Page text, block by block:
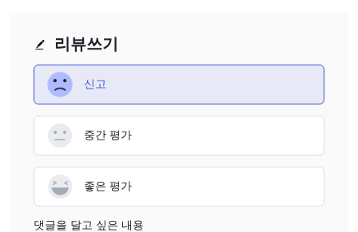
리뷰쓰기
신고
중간 평가
좋은 평가
댓글을 달고 싶은 내용